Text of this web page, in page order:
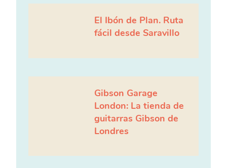
El Ibón de Plan. Ruta
fácil desde Saravillo
Gibson Garage
London: La tienda de
guitarras Gibson de
Londres